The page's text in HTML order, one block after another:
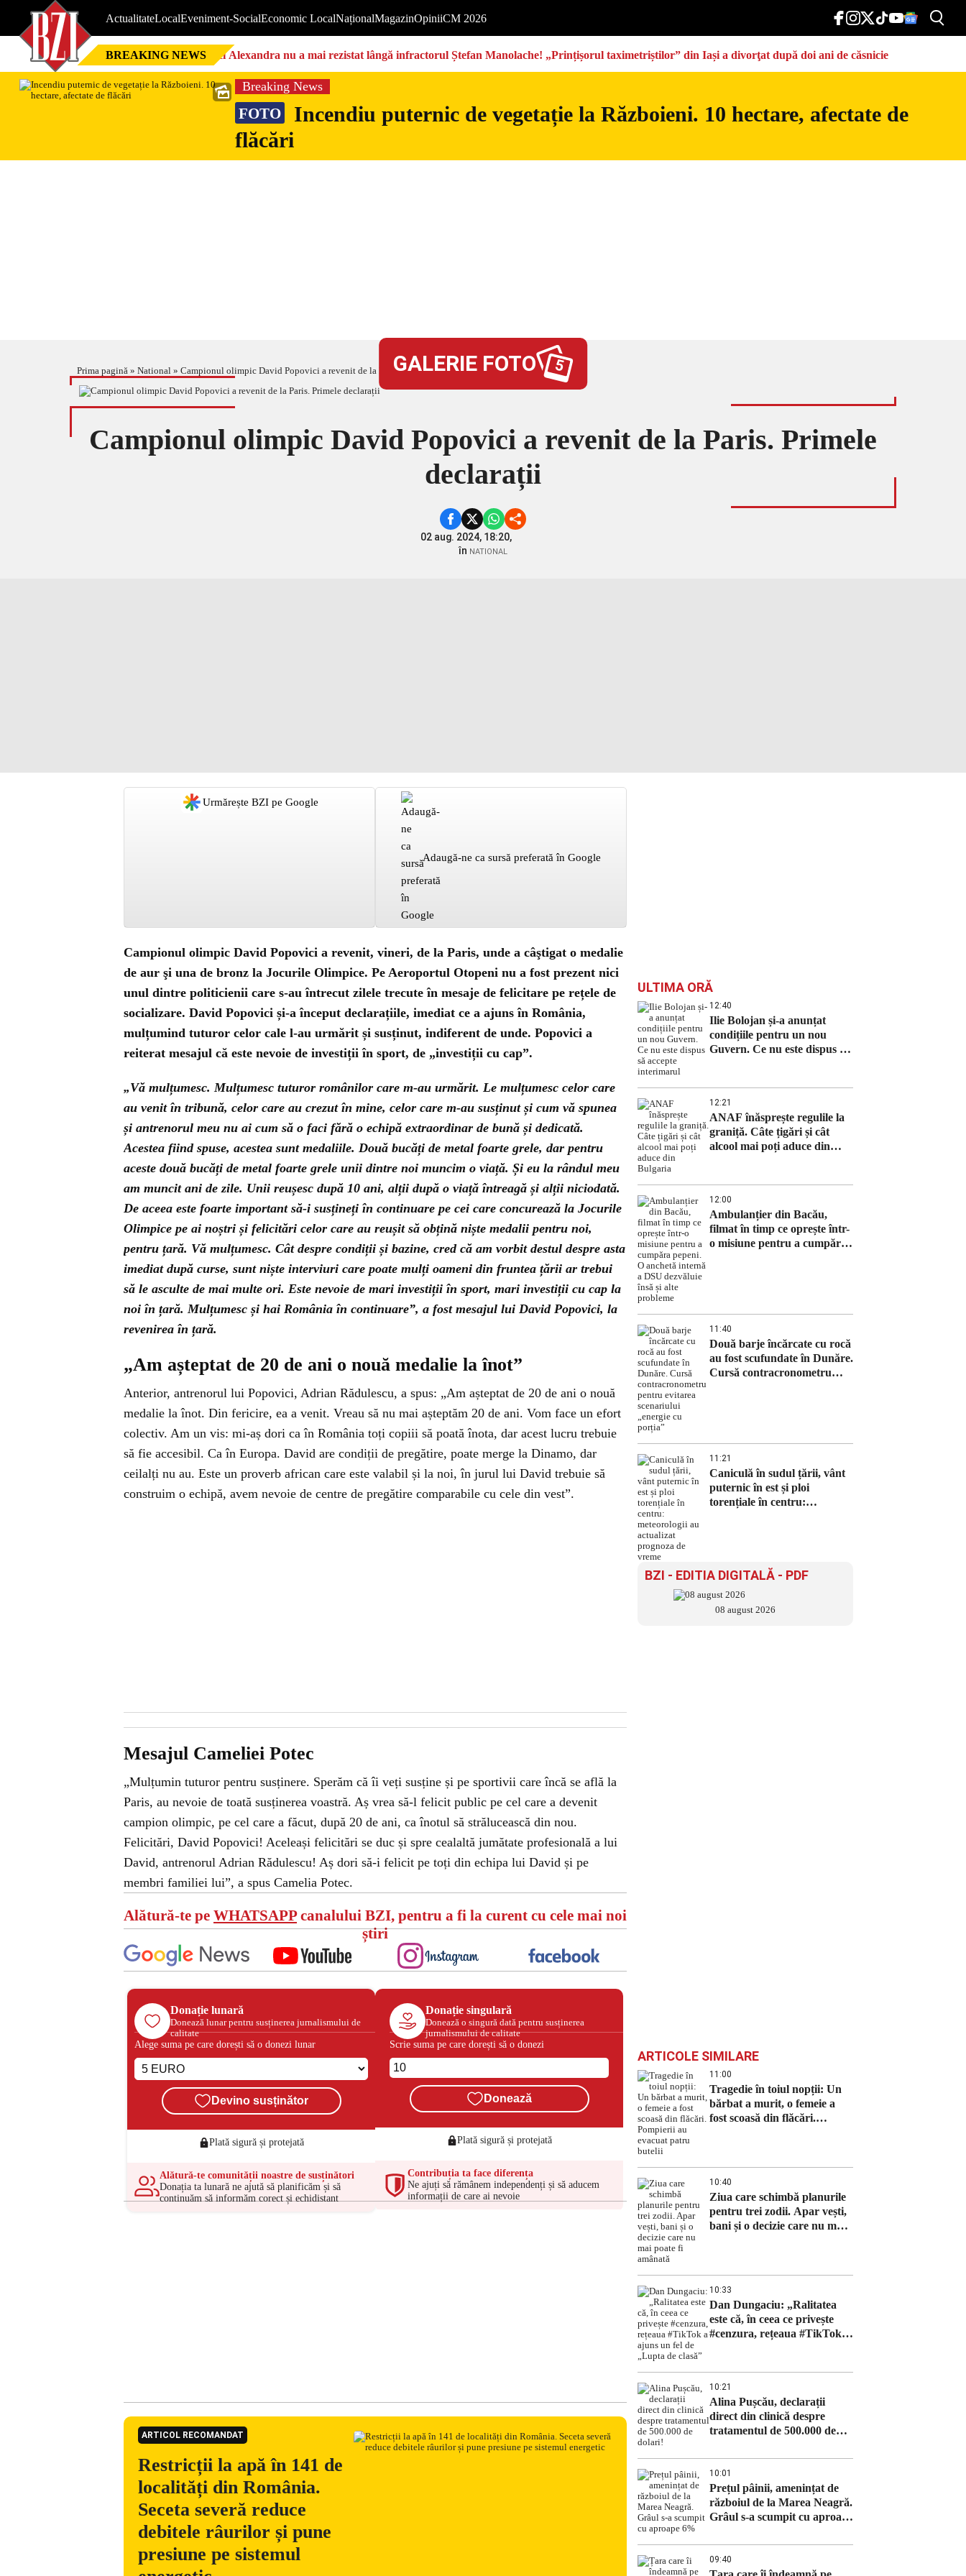
ActualitateLocalEveniment-SocialEconomic LocalNaționalMagazinOpiniiCM 2026
BREAKING NEWS Nici Alexandra nu a mai rezistat lângă infractorul Ștefan Manolache! „Prințișorul taximetriștilor” din Iași a divorţat după doi ani de căsnicie
Breaking News
FOTO
Incendiu puternic de vegetație la Războieni. 10 hectare, afectate de
flăcări
Prima pagină » National » Campionul olimpic David Popovici a revenit de la Paris. Primele declarații
GALERIE FOTO 5
Campionul olimpic David Popovici a revenit de la Paris. Primele
declarații
02 aug. 2024, 18:20,
în NATIONAL
Urmărește BZI pe Google
Adaugă-ne ca sursă preferată în Google
Campionul olimpic David Popovici a revenit, vineri, de la Paris, unde a câştigat o medalie
de aur şi una de bronz la Jocurile Olimpice. Pe Aeroportul Otopeni nu a fost prezent nici
unul dintre politicienii care s-au întrecut zilele trecute în mesaje de felicitare pe rețele de
socializare. David Popovici și-a început declarațiile, imediat ce a ajuns în România,
mulțumind tuturor celor cale l-au urmărit și susținut, indiferent de unde. Popovici a
reiterat mesajul că este nevoie de investiții în sport, de „investiții cu cap”.
„Vă mulțumesc. Mulțumesc tuturor românilor care m-au urmărit. Le mulțumesc celor care
au venit în tribună, celor care au crezut în mine, celor care m-au susținut și cum vă spunea
și antrenorul meu nu ai cum să o faci fără o echipă extraordinar de bună și dedicată.
Acestea fiind spuse, acestea sunt medaliile. Două bucăți de metal foarte grele, dar pentru
aceste două bucăți de metal foarte grele unii dintre noi muncim o viață. Și eu la rândul meu
am muncit ani de zile. Unii reușesc după 10 ani, alții după o viață întreagă și alții niciodată.
De aceea este foarte important să-i susțineți în continuare pe cei care concurează la Jocurile
Olimpice pe ai noștri și felicitări celor care au reușit să obțină niște medalii pentru noi,
pentru țară. Vă mulțumesc. Cât despre condiții și bazine, cred că am vorbit destul despre asta
imediat după curse, sunt niște interviuri care poate mulți oameni din fruntea țării ar trebui
să le asculte de mai multe ori. Este nevoie de mari investiții în sport, mari investiții cu cap la
noi în țară. Mulțumesc și hai România în continuare”, a fost mesajul lui David Popovici, la
revenirea în țară.
„Am așteptat de 20 de ani o nouă medalie la înot”
Anterior, antrenorul lui Popovici, Adrian Rădulescu, a spus: „Am așteptat de 20 de ani o nouă
medalie la înot. Din fericire, ea a venit. Vreau să nu mai așteptăm 20 de ani. Vom face un efort
colectiv. Am un vis: mi-aș dori ca în România toți copiii să poată înota, dar acest lucru trebuie
să fie accesibil. Ca în Europa. David are condiții de pregătire, poate merge la Dinamo, dar
ceilalți nu au. Este un proverb african care este valabil și la noi, în jurul lui David trebuie să
construim o echipă, avem nevoie de centre de pregătire comparabile cu cele din vest”.
Mesajul Cameliei Potec
„Mulțumin tuturor pentru susținere. Sperăm că îi veți susține și pe sportivii care încă se află la
Paris, au nevoie de toată susținerea voastră. Aș vrea să-l felicit public pe cel care a devenit
campion olimpic, pe cel care a făcut, după 20 de ani, ca înotul să strălucească din nou.
Felicitări, David Popovici! Aceleași felicitări se duc și spre cealaltă jumătate profesională a lui
David, antrenorul Adrian Rădulescu! Aș dori să-i felicit pe toți din echipa lui David și pe
membri familiei lui”, a spus Camelia Potec.
Alătură-te pe WHATSAPPcanalului BZI, pentru a fi la curent cu cele mai noi
știri
Donație lunară
Donează lunar pentru susținerea jurnalismului de
calitate
Alege suma pe care dorești să o donezi lunar
Devino susținător
Plată sigură și protejată
Alătură-te comunității noastre de susținători
Donația ta lunară ne ajută să planificăm și să
continuăm să informăm corect și echidistant
Donație singulară
Donează o singură dată pentru susținerea
jurnalismului de calitate
Scrie suma pe care dorești să o donezi
Donează
Plată sigură și protejată
Contribuția ta face diferența
Ne ajuți să rămânem independenți și să aducem
informații de care ai nevoie
ARTICOL RECOMANDAT
Restricții la apă în 141 de
localități din România.
Seceta severă reduce
debitele râurilor și pune
presiune pe sistemul
ULTIMA ORĂ
12:40
Ilie Bolojan și-a anunțat
condițiile pentru un nou
Guvern. Ce nu este dispus să
12:21
ANAF înăsprește regulile la
graniță. Câte țigări și cât
alcool mai poți aduce din
12:00
Ambulanțier din Bacău,
filmat în timp ce oprește într-
o misiune pentru a cumpăra
11:40
Două barje încărcate cu rocă
au fost scufundate în Dunăre.
Cursă contracronometru
11:21
Caniculă în sudul țării, vânt
puternic în est și ploi
torențiale în centru:
BZI - EDITIA DIGITALĂ - PDF
08 august 2026
ARTICOLE SIMILARE
11:00
Tragedie în toiul nopții: Un
bărbat a murit, o femeie a
fost scoasă din flăcări.
10:40
Ziua care schimbă planurile
pentru trei zodii. Apar vești,
bani și o decizie care nu mai
10:33
Dan Dungaciu: „Ralitatea
este că, în ceea ce privește
#cenzura, rețeaua #TikTok a
10:21
Alina Pușcău, declarații
direct din clinică despre
tratamentul de 500.000 de
10:01
Prețul pâinii, amenințat de
războiul de la Marea Neagră.
Grâul s-a scumpit cu aproape
09:40